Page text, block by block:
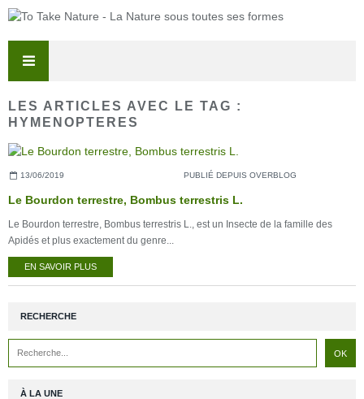
LES ARTICLES AVEC LE TAG :
HYMENOPTERES
13/06/2019 PUBLIÉ DEPUIS OVERBLOG
Le Bourdon terrestre, Bombus terrestris L.
Le Bourdon terrestre, Bombus terrestris L., est un Insecte de la famille des
Apidés et plus exactement du genre...
EN SAVOIR PLUS
RECHERCHE
À LA UNE